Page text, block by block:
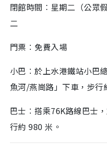
閉館時間︰星期二（公眾
二
門票︰免費入場
小巴︰於上水港鐵站小巴
魚河/燕崗路」下車，步行
巴士︰搭乘76K路線巴士
行約 980 米。